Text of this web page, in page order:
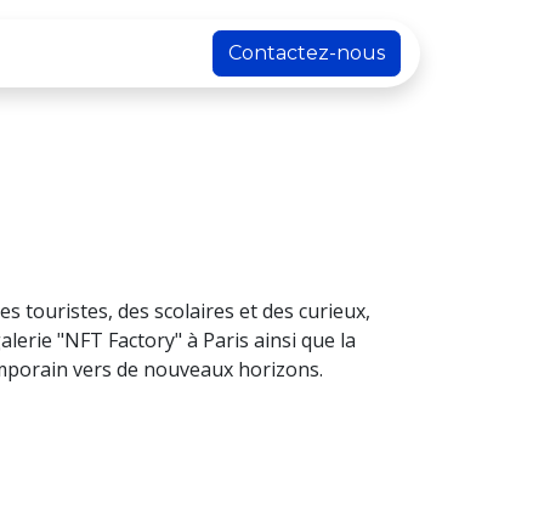
Contactez-nous
touristes, des scolaires et des curieux,
"NFT Factory" à Paris ainsi que la
vers de nouveaux horizons.